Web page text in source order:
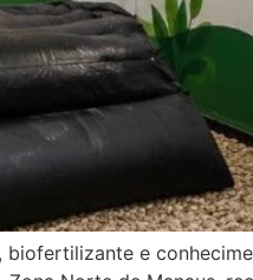
biofertilizante e